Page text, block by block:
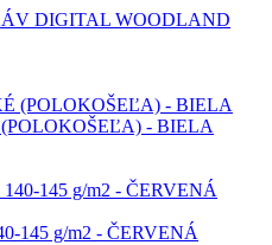
DIGITAL WOODLAND
- BIELA
145 g/m2 - ČERVENÁ